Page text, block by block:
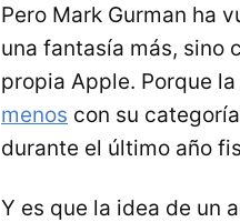
Pero Mark Gurman ha
una fantasía más, sino
propia Apple. Porque
menos con su
durante el último año
Y es que la idea de un